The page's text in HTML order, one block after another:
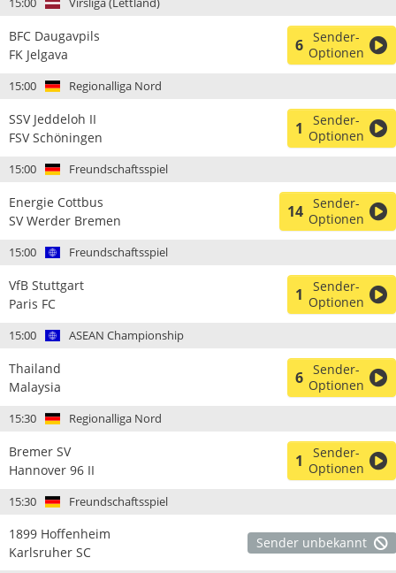
BFC Daugavpils
FK Jelgava
6 Sender-
Optionen
15:00 Regionalliga Nord
SSV Jeddeloh II
FSV Schöningen
1
Sender-
Optionen
15:00 Freundschaftsspiel
Energie Cottbus
SV Werder Bremen
14 Sender-
Optionen
15:00 Freundschaftsspiel
VfB Stuttgart
Paris FC
1
Sender-
Optionen
15:00 ASEAN Championship
Thailand
Malaysia
6 Sender-
Optionen
15:30 Regionalliga Nord
Bremer SV
Hannover 96 II
1
Sender-
Optionen
15:30 Freundschaftsspiel
1899 Hoffenheim
Karlsruher SC
Sender unbekannt